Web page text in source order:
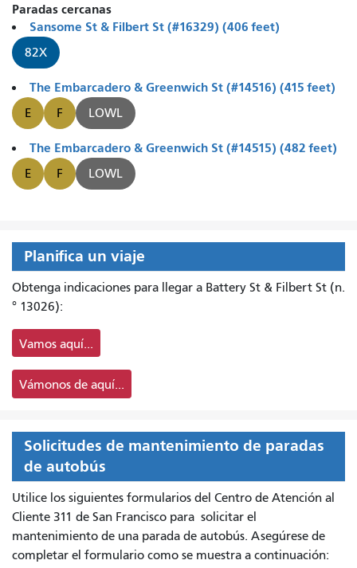
Paradas cercanas
Sansome St & Filbert St (#16329) (406 feet)
82X
The Embarcadero & Greenwich St (#14516) (415 feet)
E F LOWL
The Embarcadero & Greenwich St (#14515) (482 feet)
E F LOWL
Planifica un viaje
Obtenga indicaciones para llegar a Battery St & Filbert St (n.
° 13026):
Vamos aquí...
Vámonos de aquí...
Solicitudes de mantenimiento de paradas
de autobús
Utilice los siguientes formularios del Centro de Atención al
Cliente 311 de San Francisco para solicitar el
mantenimiento de una parada de autobús. Asegúrese de
completar el formulario como se muestra a continuación: